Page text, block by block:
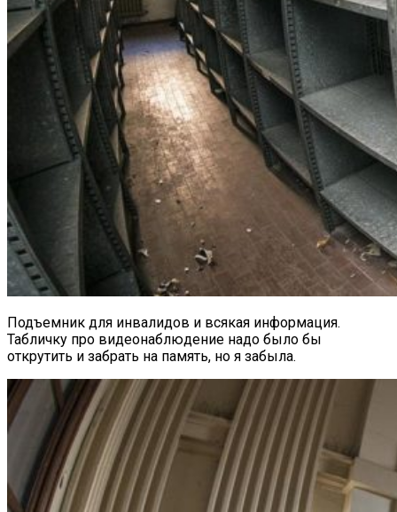
Подъемник для инвалидов и всякая информация.
Табличку про видеонаблюдение надо было бы
открутить и забрать на память, но я забыла.